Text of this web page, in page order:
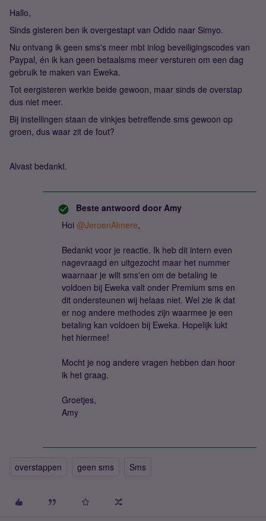
Hallo,
Sinds gisteren ben ik overgestapt van Odido naar Simyo.
Nu ontvang ik geen sms's meer mbt inlog beveiligingscodes van
Paypal, én ik kan geen betaalsms meer versturen om een dag
gebruik te maken van Eweka.
Tot eergisteren werkte beide gewoon, maar sinds de overstap
dus niet meer.
Bij instellingen staan de vinkjes betreffende sms gewoon op
groen, dus waar zit de fout?
Alvast bedankt.
Beste antwoord door Amy
Hoi @JeroenAlmere,
Bedankt voor je reactie. Ik heb dit intern even
nagevraagd en uitgezocht maar het nummer
waarnaar je wilt sms'en om de betaling te
voldoen bij Eweka valt onder Premium sms en
dit ondersteunen wij helaas niet. Wel zie ik dat
er nog andere methodes zijn waarmee je een
betaling kan voldoen bij Eweka. Hopelijk lukt
het hiermee!
Mocht je nog andere vragen hebben dan hoor
ik het graag.
Groetjes,
Amy
overstappen geen sms Sms